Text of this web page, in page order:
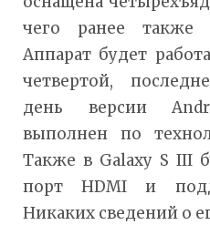
чего ранее также
Аппарат будет
четвертой,
день версии
выполнен по
Также в Galaxy S III
порт HDMI и
Никаких сведений о